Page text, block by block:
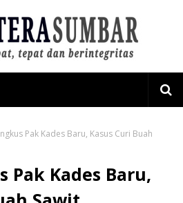
Pak Kades Baru, Kasus Curi Buah
Pak Kades Baru,